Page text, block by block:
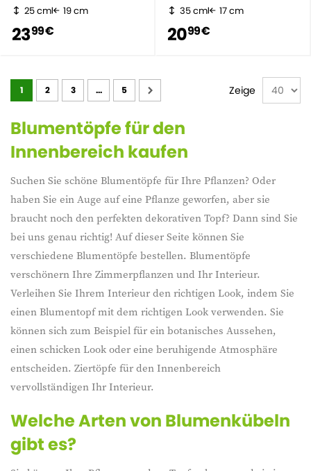
25 cm 19 cm
2399 €
35 cm 17 cm
2099 €
Seite
1 2 3 ... 5 Zeige
Blumentöpfe für den
Innenbereich kaufen
Suchen Sie schöne Blumentöpfe für Ihre Pflanzen? Oder
haben Sie ein Auge auf eine Pflanze geworfen, aber sie
braucht noch den perfekten dekorativen Topf? Dann sind Sie
bei uns genau richtig! Auf dieser Seite können Sie
verschiedene Blumentöpfe bestellen. Blumentöpfe
verschönern Ihre Zimmerpflanzen und Ihr Interieur.
Verleihen Sie Ihrem Interieur den richtigen Look, indem Sie
einen Blumentopf mit dem richtigen Look verwenden. Sie
können sich zum Beispiel für ein botanisches Aussehen,
einen schicken Look oder eine beruhigende Atmosphäre
entscheiden. Ziertöpfe für den Innenbereich
vervollständigen Ihr Interieur.
Welche Arten von Blumenkübeln
gibt es?